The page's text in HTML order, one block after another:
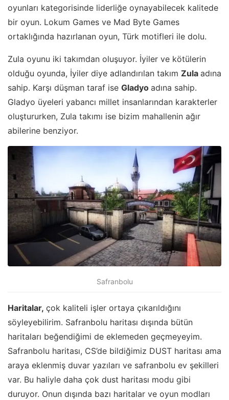
oyunları kategorisinde liderliğe oynayabilecek kalitede
bir oyun. Lokum Games ve Mad Byte Games
ortaklığında hazırlanan oyun, Türk motifleri ile dolu.
Zula oyunu iki takımdan oluşuyor. İyiler ve kötülerin
olduğu oyunda, İyiler diye adlandırılan takım Zula adına
sahip. Karşı düşman taraf ise Gladyo adına sahip.
Gladyo üyeleri yabancı millet insanlarından karakterler
oluştururken, Zula takımı ise bizim mahallenin ağır
abilerine benziyor.
Safranbolu
Haritalar, çok kaliteli işler ortaya çıkarıldığını
söyleyebilirim. Safranbolu haritası dışında bütün
haritaları beğendiğimi de eklemeden geçmeyeyim.
Safranbolu haritası, CS’de bildiğimiz DUST haritası ama
araya eklenmiş duvar yazıları ve safranbolu ev şekilleri
var. Bu haliyle daha çok dust haritası modu gibi
duruyor. Onun dışında bazı haritalar ve oyun modları